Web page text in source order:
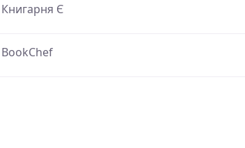
Книгарня Є
BookChef